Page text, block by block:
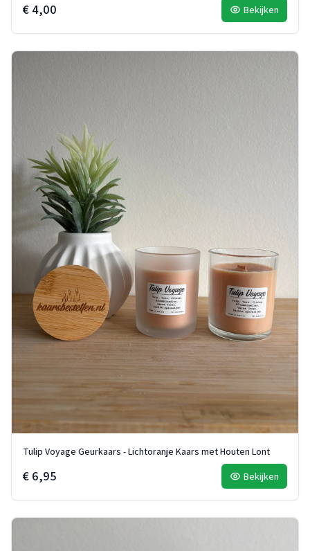
€ 4,00 Bekijken
Tulip Voyage Geurkaars - Lichtoranje Kaars met Houten Lont
€ 6,95 Bekijken